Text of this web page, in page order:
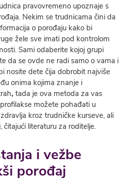
pravovremeno upoznaje s
Nekim se trudnicama čini da
o porođaju kako bi
žele sve imati pod kontrolom
Sami odaberite kojoj grupi
da se ovde ne radi samo o vama i
nosite dete čija dobrobit najviše
onima kojima znanje i
, tada je ova metoda za vas
možete pohađati u
kroz trudničke kurseve, ali
literaturu za roditelje.
i vežbe
porođaj